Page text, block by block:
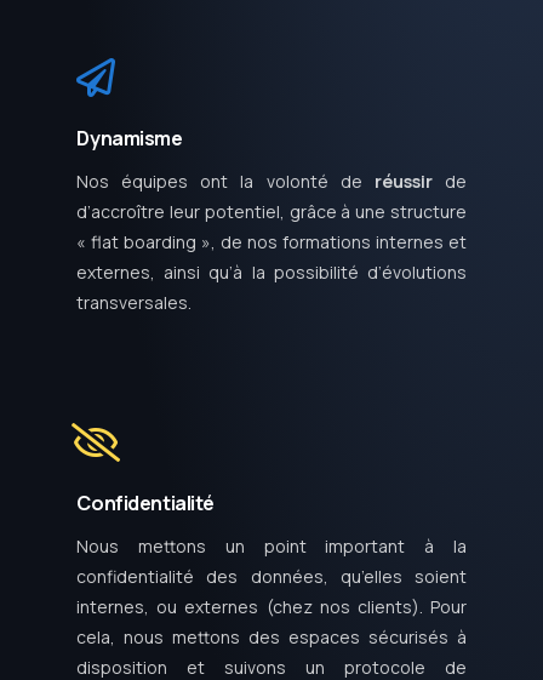
Dynamisme
Nos équipes ont la volonté de réussirde
d’accroître leur potentiel, grâce à une structure
« flat boarding », de nos formations internes et
externes, ainsi qu’à la possibilité d’évolutions
transversales.
Confidentialité
Nous mettons un point important à la
confidentialité des données, qu’elles soient
internes, ou externes (chez nos clients). Pour
cela, nous mettons des espaces sécurisés à
disposition et suivons un protocole de